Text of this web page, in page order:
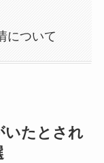
について
いたとされ